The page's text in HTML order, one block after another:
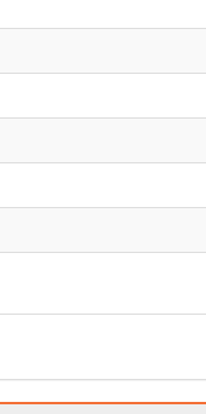
WMT594-VN (Trắng)